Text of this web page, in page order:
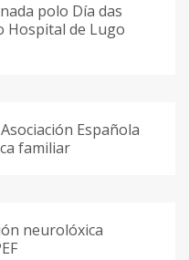
polo Día das
Hospital de Lugo
Española
familiar
neurolóxica